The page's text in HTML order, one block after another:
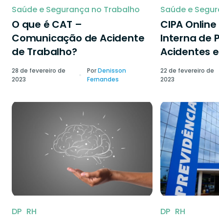
Saúde e Segurança no Trabalho
O que é CAT –
Comunicação de Acidente
de Trabalho?
28 de fevereiro de
2023
PorDenisson
Fernandes
Saúde e
CIPA
Interna de
Acidentes
22 de fevereiro de
2023
DP RH DP RH